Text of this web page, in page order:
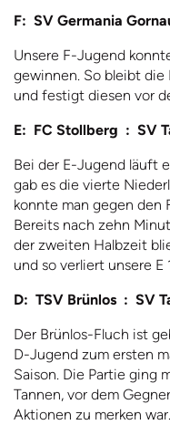
F: SV Germania
Unsere F-Jugend
gewinnen. So bleibt
und festigt diesen vor
E: FC Stollberg : SV
Bei der E-Jugend läuft
gab es die vierte
konnte man gegen den
Bereits nach zehn
der zweiten Halbzeit
und so verliert unsere E
D: TSV Brünlos : SV
Der Brünlos-Fluch ist
D-Jugend zum ersten
Saison. Die Partie ging
Tannen, vor dem
Aktionen zu merken